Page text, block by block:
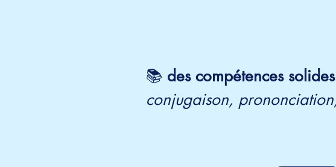
📚 des compétences solides
conjugaison,